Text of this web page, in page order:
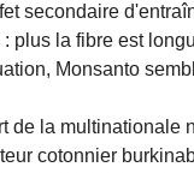
secondaire
plus la fibre est
Monsanto
de la multinationale
cotonnier